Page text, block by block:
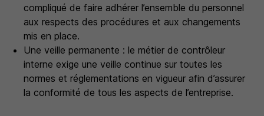
compliqué de faire adhérer l’ensemble du personnel
aux respects des procédures et aux changements
mis en place.
Une veille permanente : le métier de contrôleur
interne exige une veille continue sur toutes les
normes et réglementations en vigueur afin d’assurer
la conformité de tous les aspects de l’entreprise.